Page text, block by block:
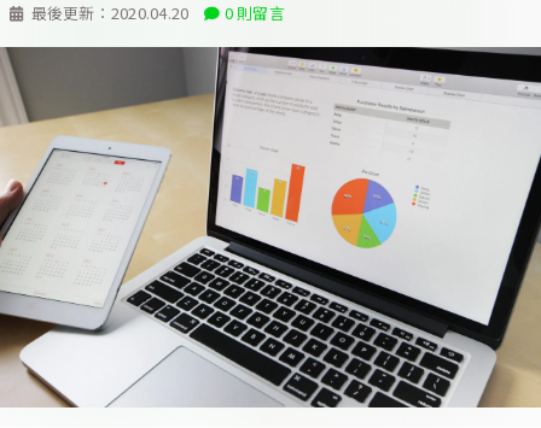
最後更新： 2020.04.20 0 則留言